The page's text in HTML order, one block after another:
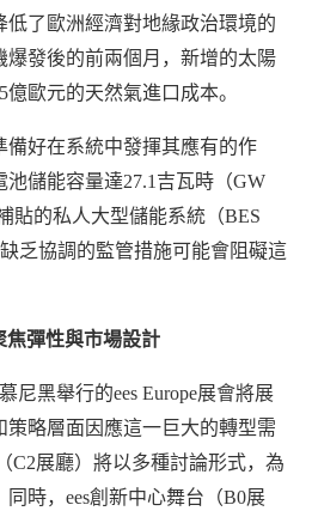
了歐洲經濟對地緣政治環境的
爆發後的前兩個月，新增的太陽
歐元的天然氣進口成本。
備好在系統中發揮其應有的作
池儲能容量達27.1吉瓦時（GW
貼的私人大型儲能系統（BES
乏協調的監管措施可能會阻礙這
焦彈性與市場設計
尼黑舉行的ees Europe展會將展
策略層面因應這一巨大的轉型需
C2展廳）將以多種討論形式，為
時，ees創新中心舞台（B0展